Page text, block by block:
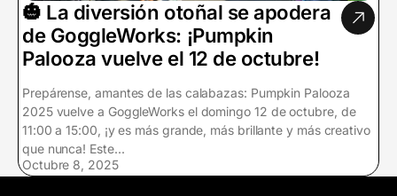
🎃 La diversión otoñal se apodera
de GoggleWorks: ¡Pumpkin
Palooza vuelve el 12 de octubre!
Prepárense, amantes de las calabazas: Pumpkin Palooza
2025 vuelve a GoggleWorks el domingo 12 de octubre, de
11:00 a 15:00, ¡y es más grande, más brillante y más creativo
que nunca! Este...
Octubre 8, 2025